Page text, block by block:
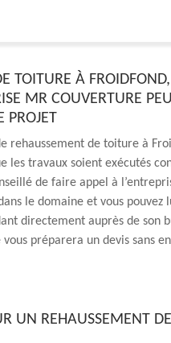
TOITURE À
MR COUVERTURE
PROJET
rehaussement de toiture à
les travaux soient exécutés
de faire appel à
le domaine et vous pouvez
directement auprès de son
préparera un devis sans
UN REHAUSSEMENT